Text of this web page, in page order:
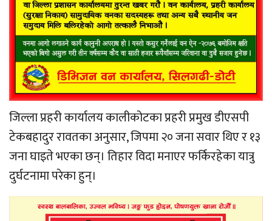
जिल्ला प्रहरी कार्यालय कालीकोटका प्रहरी प्रमुख डीएसपी
टेकबहादुर रावतका अनुसार, जिपमा २० जना सवार थिए र १३
जना घाइते भएका छन्। तिहार विदा मनाएर फर्किरहेका यात्रु
दुर्घटनामा परेका हुन्।